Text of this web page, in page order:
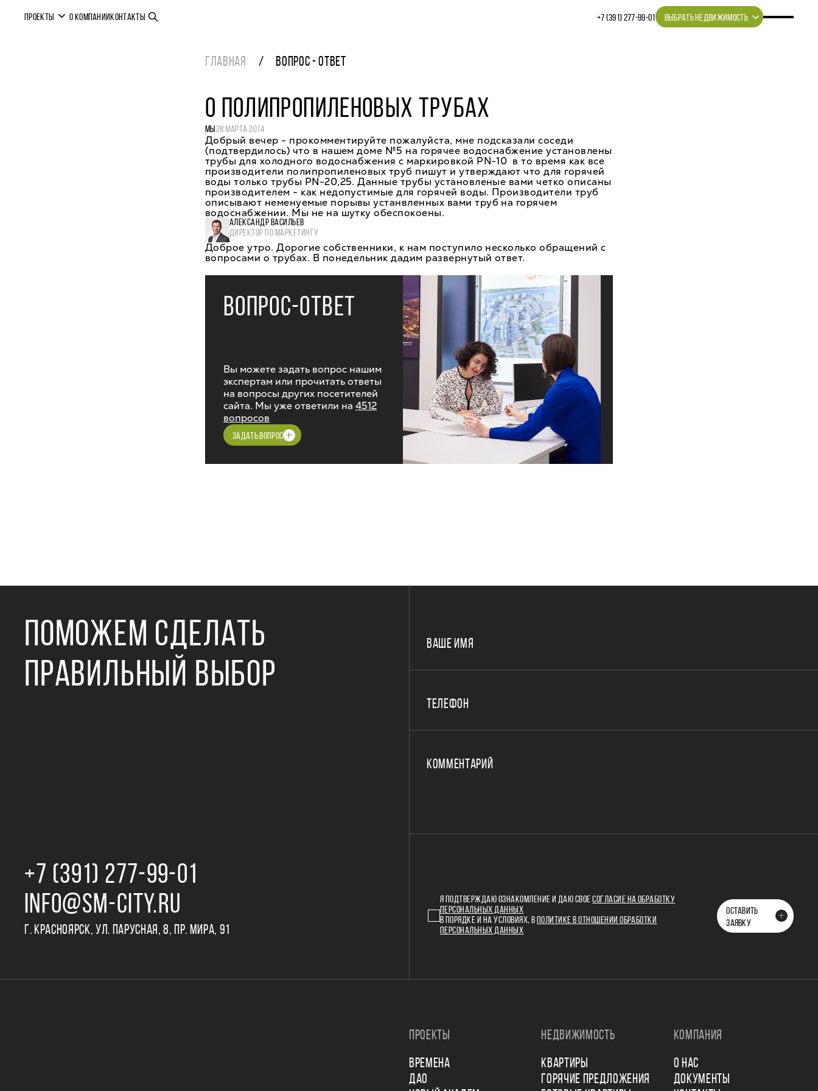
ПРОЕКТЫ О КОМПАНИИКОНТАКТЫ +7 (391) 277‒99‒01 ВЫБРАТЬ НЕДВИЖИМОСТЬ
ГЛАВНАЯ ВОПРОС - ОТВЕТ
О ПОЛИПРОПИЛЕНОВЫХ ТРУБАХ
МЫ 28 МАРТА 2014
Добрый вечер - прокомментируйте пожалуйста, мне подсказали соседи
(подтвердилось) что в нашем доме №5 на горячее водоснабжение установлены
трубы для холодного водоснабжения с маркировкой PN-10 в то время как все
производители полипропиленовых труб пишут и утверждают что для горячей
воды только трубы PN-20,25. Данные трубы установленые вами четко описаны
производителем - как недопустимые для горячей воды. Производители труб
описывают неменуемые порывы устанвленных вами труб на горячем
водоснабжении. Мы не на шутку обеспокоены.
АЛЕКСАНДР ВАСИЛЬЕВ
ДИРЕКТОР ПО МАРКЕТИНГУ
Доброе утро. Дорогие собственники, к нам поступило несколько обращений с
вопросами о трубах. В понедельник дадим развернутый ответ.
ВОПРОС-ОТВЕТ
Вы можете задать вопрос нашим
экспертам или прочитать ответы
на вопросы других посетителей
сайта. Мы уже ответили на 4512
вопросов
ЗАДАТЬ ВОПРОС
ПОМОЖЕМ СДЕЛАТЬ
ПРАВИЛЬНЫЙ ВЫБОР
+7 (391) 277‒99‒01
INFO@SM-CITY.RU
Г. КРАСНОЯРСК, УЛ. ПАРУСНАЯ, 8, ПР. МИРА, 91
ВАШЕ ИМЯ
ТЕЛЕФОН
КОММЕНТАРИЙ
Я ПОДТВЕРЖДАЮ ОЗНАКОМЛЕНИЕ И ДАЮ СВОЕСОГЛАСИЕ НА ОБРАБОТКУ
ПЕРСОНАЛЬНЫХ ДАННЫХ
В ПОРЯДКЕ И НА УСЛОВИЯХ, В
ПОЛИТИКЕ В ОТНОШЕНИИ ОБРАБОТКИ
ПЕРСОНАЛЬНЫХ ДАННЫХ
ОСТАВИТЬ
ЗАЯВКУ
ПРОЕКТЫ
ВРЕМЕНА
ДАО
НЕДВИЖИМОСТЬ
КВАРТИРЫ
ГОРЯЧИЕ ПРЕДЛОЖЕНИЯ
КОМПАНИЯ
О НАС
ДОКУМЕНТЫ